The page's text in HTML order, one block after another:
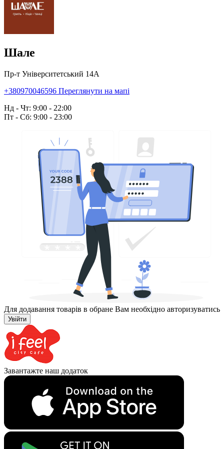
Шале
Пр-т Університетський 14А
+380970046596 Переглянути на мапі
Нд - Чт: 9:00 - 22:00
Пт - Сб: 9:00 - 23:00
Для додавання товарів в обране Вам необхідно авторизуватись
Увійти
Завантажте наш додаток